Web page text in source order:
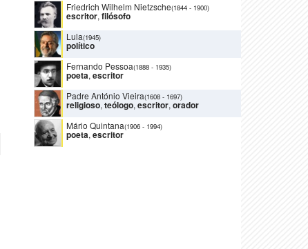
Friedrich Wilhelm Nietzsche(1844 - 1900)
escritor, filósofo
Lula(1945)
político
Fernando Pessoa(1888 - 1935)
poeta, escritor
Padre António Vieira(1608 - 1697)
religioso, teólogo, escritor, orador
Mário Quintana(1906 - 1994)
poeta, escritor